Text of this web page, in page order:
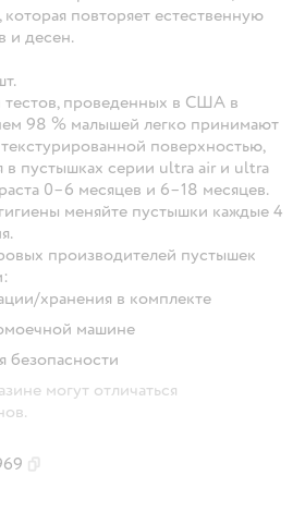
повторяет естественную
и десен.
тестов, проведенных в США в
98 % малышей легко принимают
поверхностью,
в пустышках серии ultra air и ultra
0–6 месяцев и 6–18 месяцев.
меняйте пустышки каждые 4
производителей пустышек
хранения в комплекте
машине
безопасности
могут отличаться